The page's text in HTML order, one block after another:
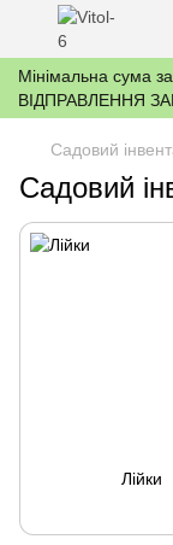
Мінімальна сума
ВІДПРАВЛЕННЯ
Садовий
Садовий
Лійки